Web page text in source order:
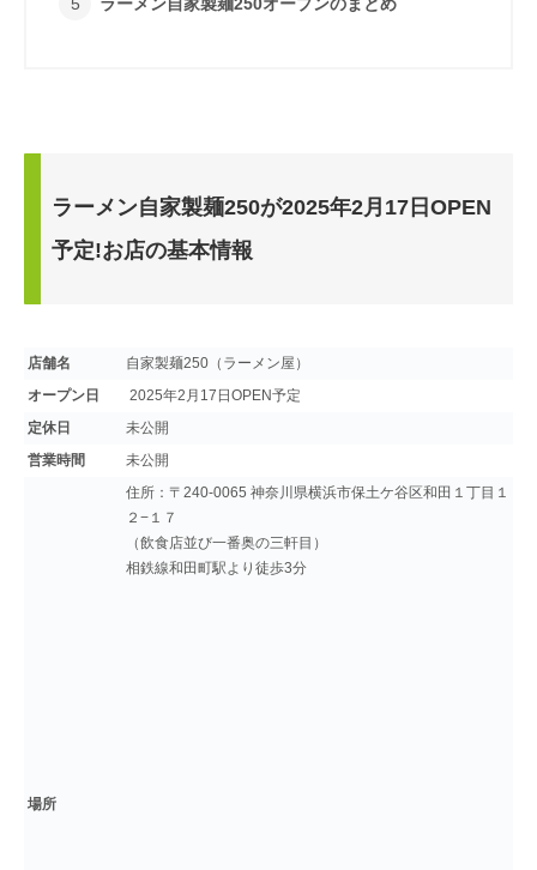
ラーメン自家製麺250オープンのまとめ
ラーメン自家製麺250が2025年2月17日OPEN
予定!お店の基本情報
店舗名
自家製麺250（ラーメン屋）
オープン日
2025年2月17日OPEN予定
定休日
未公開
営業時間
未公開
場所
住所：〒240-0065 神奈川県横浜市保土ケ谷区和田１丁目１
２−１７
（飲食店並び一番奥の三軒目）
相鉄線和田町駅より徒歩3分